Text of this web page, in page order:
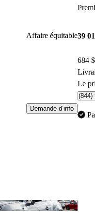
Affaire équitable
Demande d’info
39
684
Le
(844)